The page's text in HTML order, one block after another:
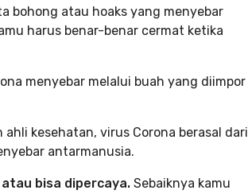
bohong atau hoaks yang menyebar
harus benar-benar cermat ketika
menyebar melalui buah yang diimpor
kesehatan, virus Corona berasal dari
antarmanusia.
bisa dipercaya. Sebaiknya kamu